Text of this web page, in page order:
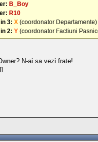
B_Boy
R10
3: X (coordonator Departamente)
2: Y (coordonator Factiuni
N-ai sa vezi frate!